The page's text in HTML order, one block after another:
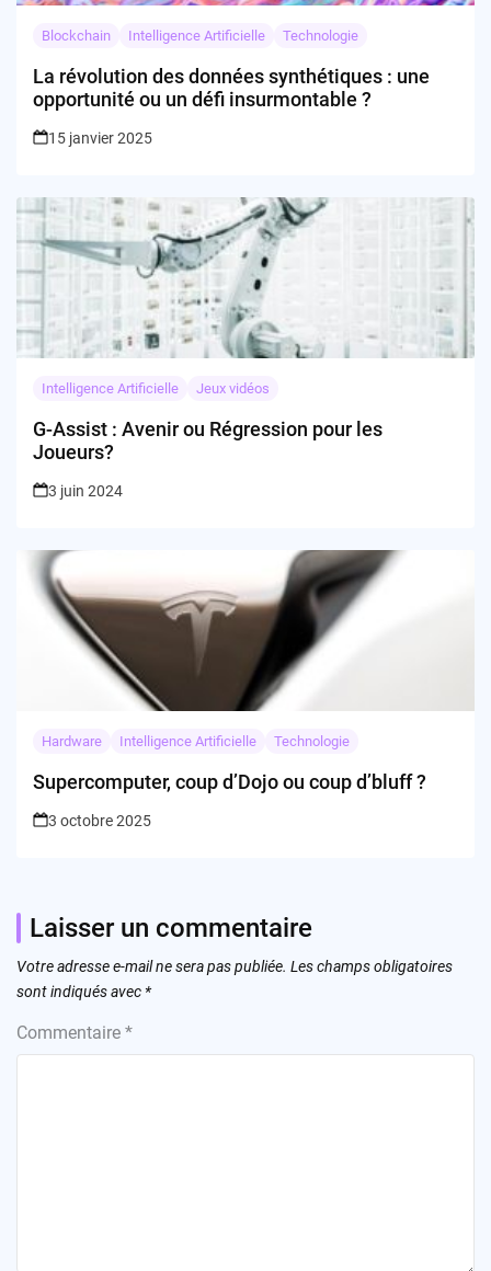
Blockchain Intelligence Artificielle Technologie
La révolution des données synthétiques : une
opportunité ou un défi insurmontable ?
15 janvier 2025
Intelligence Artificielle Jeux vidéos
G-Assist : Avenir ou Régression pour les
Joueurs?
3 juin 2024
Hardware Intelligence Artificielle Technologie
Supercomputer, coup d’Dojo ou coup d’bluff ?
3 octobre 2025
Laisser un commentaire
Votre adresse e-mail ne sera pas publiée. Les champs obligatoires
sont indiqués avec *
Commentaire *